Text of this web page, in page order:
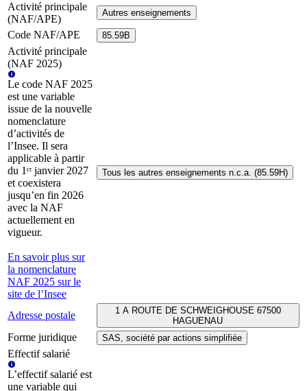
Activité principale
(NAF/APE)
Autres enseignements
Code NAF/APE 85.59B
Activité principale
(NAF 2025)
Le code NAF 2025
est une variable
issue de la nouvelle
nomenclature
d’activités de
l’Insee. Il sera
applicable à partir
du 1ᵉʳ janvier 2027
et coexistera
jusqu’en fin 2026
avec la NAF
actuellement en
vigueur.
En savoir plus sur
la nomenclature
NAF 2025 sur le
site de l’Insee
Tous les autres enseignements n.c.a. (85.59H)
Adresse postale
1 A ROUTE DE SCHWEIGHOUSE 67500
HAGUENAU
Forme juridique SAS, société par actions simplifiée
Effectif salarié
L’effectif salarié est
une variable qui